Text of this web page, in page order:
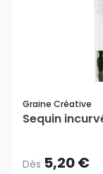
Graine Créative
Sequin
Dès 5,20 €